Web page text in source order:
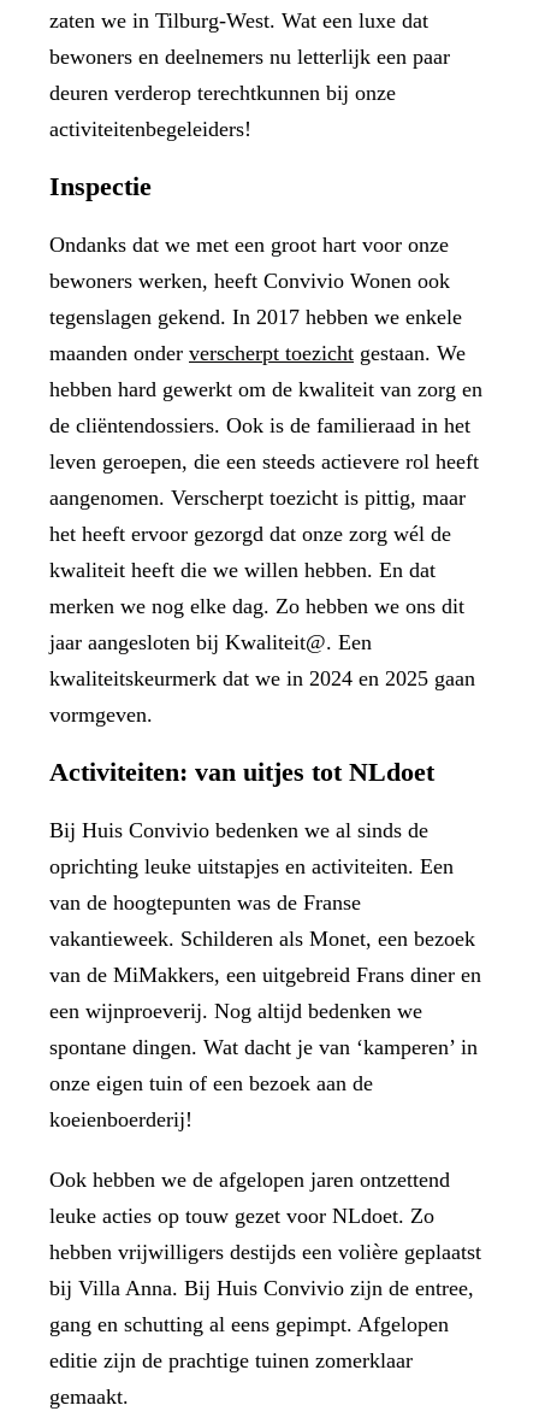
zaten we in Tilburg-West. Wat een luxe dat
bewoners en deelnemers nu letterlijk een paar
deuren verderop terechtkunnen bij onze
activiteitenbegeleiders!
Inspectie
Ondanks dat we met een groot hart voor onze
bewoners werken, heeft Convivio Wonen ook
tegenslagen gekend. In 2017 hebben we enkele
maanden onder verscherpt toezicht gestaan. We
hebben hard gewerkt om de kwaliteit van zorg en
de cliëntendossiers. Ook is de familieraad in het
leven geroepen, die een steeds actievere rol heeft
aangenomen. Verscherpt toezicht is pittig, maar
het heeft ervoor gezorgd dat onze zorg wél de
kwaliteit heeft die we willen hebben. En dat
merken we nog elke dag. Zo hebben we ons dit
jaar aangesloten bij Kwaliteit@. Een
kwaliteitskeurmerk dat we in 2024 en 2025 gaan
vormgeven.
Activiteiten: van uitjes tot NLdoet
Bij Huis Convivio bedenken we al sinds de
oprichting leuke uitstapjes en activiteiten. Een
van de hoogtepunten was de Franse
vakantieweek. Schilderen als Monet, een bezoek
van de MiMakkers, een uitgebreid Frans diner en
een wijnproeverij. Nog altijd bedenken we
spontane dingen. Wat dacht je van ‘kamperen’ in
onze eigen tuin of een bezoek aan de
koeienboerderij!
Ook hebben we de afgelopen jaren ontzettend
leuke acties op touw gezet voor NLdoet. Zo
hebben vrijwilligers destijds een volière geplaatst
bij Villa Anna. Bij Huis Convivio zijn de entree,
gang en schutting al eens gepimpt. Afgelopen
editie zijn de prachtige tuinen zomerklaar
gemaakt.